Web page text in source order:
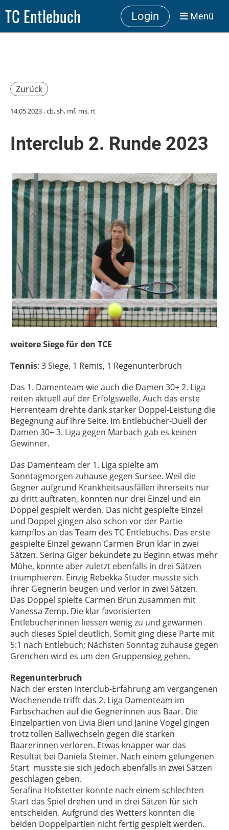
TC Entlebuch Login Menü
Zurück
14.05.2023, cb, sh, mf, ms, rt
Interclub 2. Runde 2023
weitere Siege für den TCE
Tennis: 3 Siege, 1 Remis, 1 Regenunterbruch
Das 1. Damenteam wie auch die Damen 30+ 2. Liga
reiten aktuell auf der Erfolgswelle. Auch das erste
Herrenteam drehte dank starker Doppel-Leistung die
Begegnung auf ihre Seite. Im Entlebucher-Duell der
Damen 30+ 3. Liga gegen Marbach gab es keinen
Gewinner.
Das Damenteam der 1. Liga spielte am
Sonntagmorgen zuhause gegen Sursee. Weil die
Gegner aufgrund Krankheitsausfällen ihrerseits nur
zu dritt auftraten, konnten nur drei Einzel und ein
Doppel gespielt werden. Das nicht gespielte Einzel
und Doppel gingen also schon vor der Partie
kampflos an das Team des TC Entlebuchs. Das erste
gespielte Einzel gewann Carmen Brun klar in zwei
Sätzen. Serina Giger bekundete zu Beginn etwas mehr
Mühe, konnte aber zuletzt ebenfalls in drei Sätzen
triumphieren. Einzig Rebekka Studer musste sich
ihrer Gegnerin beugen und verlor in zwei Sätzen.
Das Doppel spielte Carmen Brun zusammen mit
Vanessa Zemp. Die klar favorisierten
Entlebucherinnen liessen wenig zu und gewannen
auch dieses Spiel deutlich. Somit ging diese Parte mit
5:1 nach Entlebuch; Nächsten Sonntag zuhause gegen
Grenchen wird es um den Gruppensieg gehen.
Regenunterbruch
Nach der ersten Interclub-Erfahrung am vergangenen
Wochenende trifft das 2. Liga Damenteam im
Farbschachen auf die Gegnerinnen aus Baar. Die
Einzelpartien von Livia Bieri und Janine Vogel gingen
trotz tollen Ballwechseln gegen die starken
Baarerinnen verloren. Etwas knapper war das
Resultat bei Daniela Steiner. Nach einem gelungenen
Start musste sie sich jedoch ebenfalls in zwei Sätzen
geschlagen geben.
Serafina Hofstetter konnte nach einem schlechten
Start das Spiel drehen und in drei Sätzen für sich
entscheiden. Aufgrund des Wetters konnten die
beiden Doppelpartien nicht fertig gespielt werden.